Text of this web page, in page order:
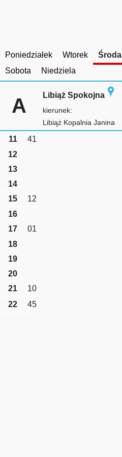
Poniedziałek Wtorek Środa
Sobota
Niedziela
A Libiąż Spokojna
kierunek:
Libiąż Kopalnia Janina
11
41
12
13
14
15
12
16
17
01
18
19
20
21
10
22
45